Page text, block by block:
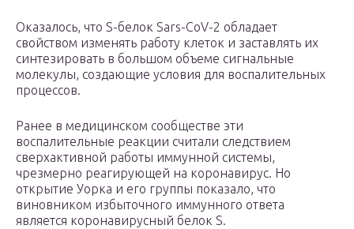
Оказалось, что S-белок Sars-CoV-2 обладает
свойством изменять работу клеток и заставлять их
синтезировать в большом объеме сигнальные
молекулы, создающие условия для воспалительных
процессов.
Ранее в медицинском сообществе эти
воспалительные реакции считали следствием
сверхактивной работы иммунной системы,
чрезмерно реагирующей на коронавирус. Но
открытие Уорка и его группы показало, что
виновником избыточного иммунного ответа
является коронавирусный белок S.